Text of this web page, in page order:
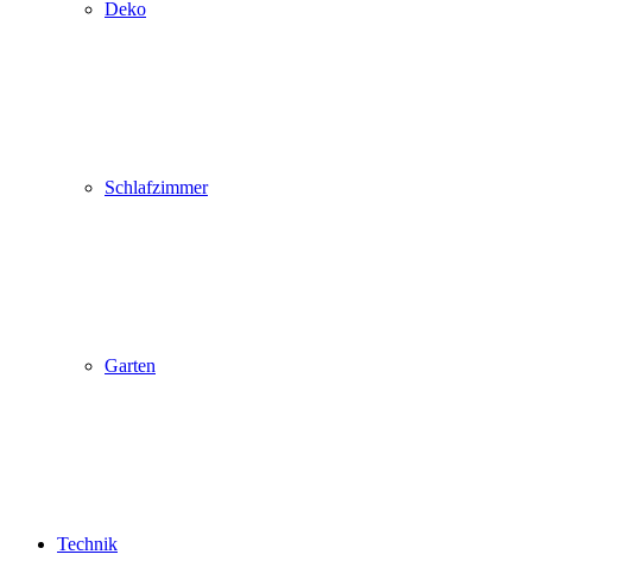
Deko
Schlafzimmer
Garten
Technik